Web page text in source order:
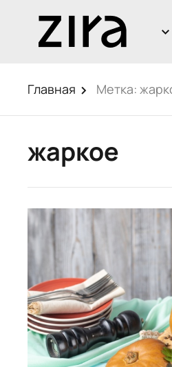
Главная Метка:
жаркое